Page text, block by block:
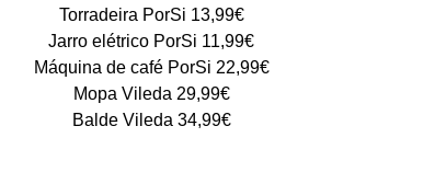
Torradeira PorSi 13,99€
Jarro elétrico PorSi 11,99€
Máquina de café PorSi 22,99€
Mopa Vileda 29,99€
Balde Vileda 34,99€